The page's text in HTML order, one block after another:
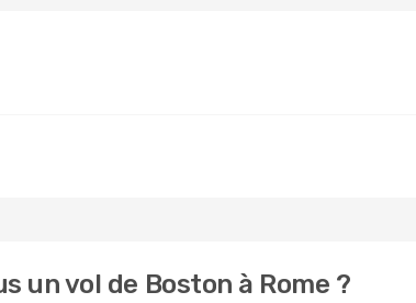
un vol de Boston à Rome ?